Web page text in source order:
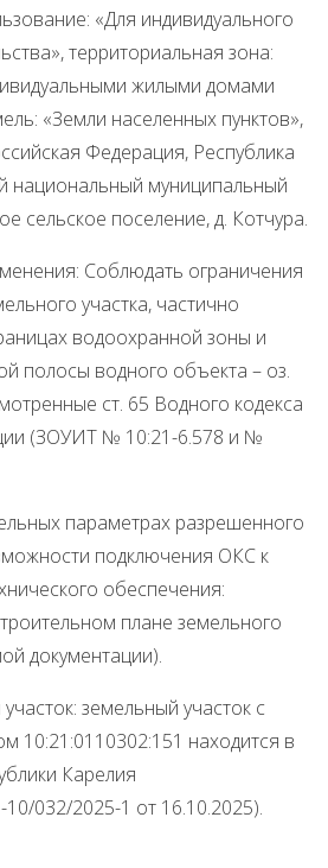
«Для индивидуального
территориальная зона:
жилыми домами
«Земли населенных пунктов»,
Федерация, Республика
национальный муниципальный
сельское поселение, д. Котчура.
Соблюдать ограничения
участка, частично
водоохранной зоны и
полосы водного объекта – оз.
ст. 65 Водного кодекса
(ЗОУИТ № 10:21-6.578 и №
параметрах разрешенного
подключения ОКС к
обеспечения:
плане земельного
документации).
земельный участок с
10:21:0110302:151 находится в
Карелия
032/2025-1 от 16.10.2025).